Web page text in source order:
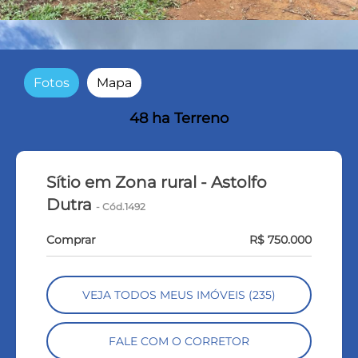
Fotos Mapa
48 ha Terreno
Sítio em Zona rural - Astolfo
Dutra- Cód.1492
Comprar R$ 750.000
VEJA TODOS MEUS IMÓVEIS (235)
FALE COM O CORRETOR